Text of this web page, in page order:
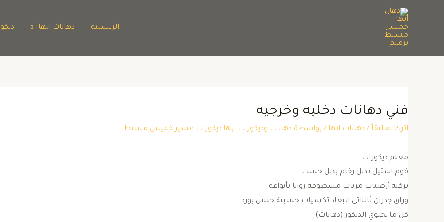
الرئيسية دهانات ابها
فني دهانات دخليه وخرجيه
اترك تعليقاً / دهانات ابها / بواسطة دهانات وديكورات ابها ديكورات عسير خميس مشيط
معلم ديكورات
فوم استيل بديل رخام بديل خشب
بركيه أرضيات مريات مشطوفه زوايا بأنواعه
وراق جدران ثاللاثي البعاد تكسيات خشبية جبس بورد
كل ما يحتوي الديكور (دهانات)